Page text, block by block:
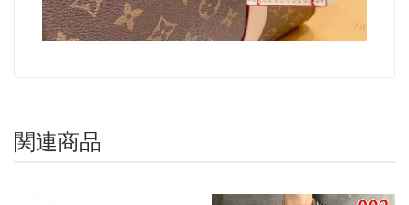
関連商品